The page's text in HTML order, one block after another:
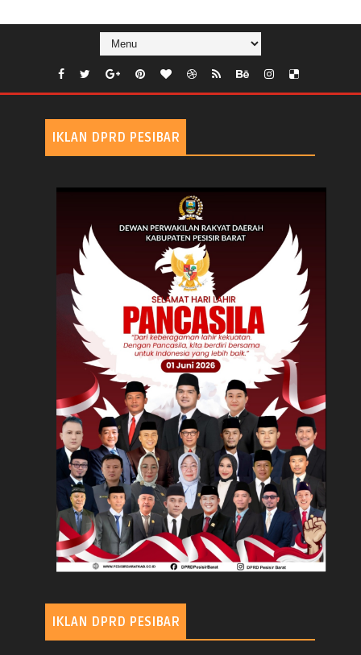
IKLAN DPRD PESIBAR
IKLAN DPRD PESIBAR